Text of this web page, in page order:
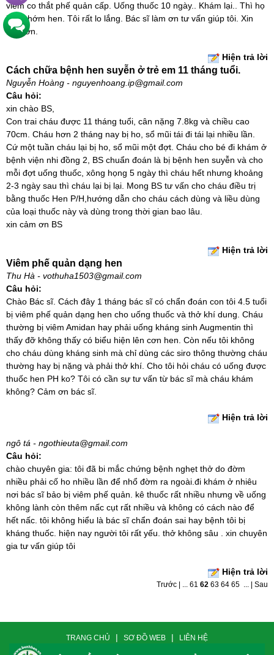
viêm co thắt phế quản cấp. Uống thuốc 10 ngày.. Khám lại.. Thì họ
bảo chớm hen. Tôi rất lo lắng. Bác sĩ làm ơn tư vấn giúp tôi. Xin
cám ơn.
Hiện trả lời
Cách chữa bệnh hen suyễn ở trẻ em 11 tháng tuổi.
Nguyễn Hoàng - nguyenhoang.ip@gmail.com
Câu hỏi:
xin chào BS,
Con trai cháu được 11 tháng tuổi, cân nặng 7.8kg và chiều cao
70cm. Cháu hơn 2 tháng nay bị ho, sổ mũi tái đi tái lại nhiều lần.
Cứ một tuần cháu lại bị ho, sổ mũi một đợt. Cháu cho bé đi khám ở
bệnh viện nhi đồng 2, BS chuẩn đoán là bị bệnh hen suyễn và cho
mỗi đợt uống thuốc, xông họng 5 ngày thì cháu hết nhưng khoảng
2-3 ngày sau thì cháu lại bị lại. Mong BS tư vấn cho cháu điều trị
bằng thuốc Hen P/H,hướng dẫn cho cháu cách dùng và liều dùng
của loại thuốc này và dùng trong thời gian bao lâu.
xin cảm ơn BS
Hiện trả lời
Viêm phế quản dạng hen
Thu Hà - vothuha1503@gmail.com
Câu hỏi:
Chào Bác sĩ. Cách đây 1 tháng bác sĩ có chẩn đoán con tôi 4.5 tuổi
bị viêm phế quản dạng hen cho uống thuốc và thở khí dung. Cháu
thường bị viêm Amidan hay phải uống kháng sinh Augmentin thì
thấy đỡ không thấy có biểu hiện lên cơn hen. Còn nếu tôi không
cho cháu dùng kháng sinh mà chỉ dùng các siro thông thường cháu
thường hay bị nặng và phải thở khí. Cho tôi hỏi cháu có uống được
thuốc hen PH ko? Tôi có cần sự tư vấn từ bác sĩ mà cháu khám
không? Cảm ơn bác sĩ.
Hiện trả lời
ngô tá - ngothieuta@gmail.com
Câu hỏi:
chào chuyên gia: tôi đã bi mắc chứng bệnh nghẹt thở do đờm
nhiều phải cố ho nhiều lần để nhổ đờm ra ngoài.đi khám ở nhiêu
nơi bác sĩ bảo bị viêm phế quản. kê thuốc rất nhiều nhưng về uống
không lành còn thêm nấc cụt rất nhiều và không có cách nào để
hết nấc. tôi không hiểu là bác sĩ chẩn đoán sai hay bệnh tôi bị
kháng thuốc. hiện nay người tôi rất yếu. thở không sâu . xin chuyên
gia tư vấn giúp tôi
Hiện trả lời
Trước ... 61 62 63 64 65 ... Sau
TRANG CHỦ | SƠ ĐỒ WEB | LIÊN HỆ